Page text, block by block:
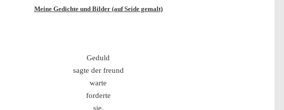
Meine Gedichte und Bilder (auf Seide gemalt)
Geduld
sagte der freund
warte
forderte
sie.